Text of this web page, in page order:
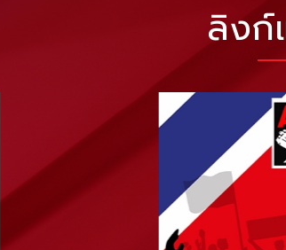
ลิงก์